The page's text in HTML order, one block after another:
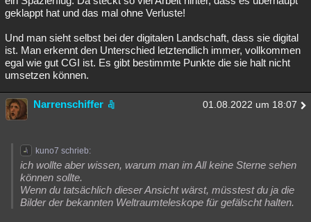
geklappt hat und das mal ohne Verluste!
Und man sieht selbst bei der digitalen Landschaft, dass sie digital
ist. Man erkennt den Unterschied letztendlich immer, vollkommen
egal wie gut CGI ist. Es gibt bestimmte Punkte die sie halt nicht
umsetzen können.
Narrenschiffer 01.08.2022 um 18:07
kuno7 schrieb:
ich wollte aber wissen, warum man im All keine Sterne sehen
können sollte.
Wenn du tatsächlich dieser Ansicht wärst, müsstest du ja die
Bilder der bekannten Weltraumteleskope für gefälscht halten.